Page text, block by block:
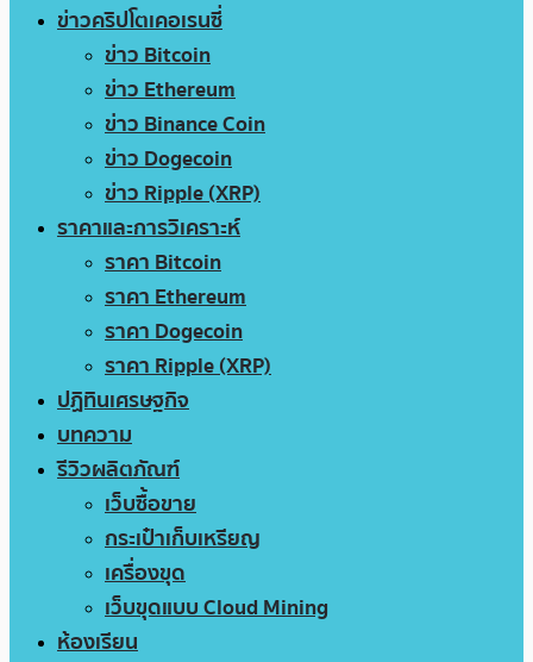
ข่าวคริปโตเคอเรนซี่
ข่าว Bitcoin
ข่าว Ethereum
ข่าว Binance Coin
ข่าว Dogecoin
ข่าว Ripple (XRP)
ราคาและการวิเคราะห์
ราคา Bitcoin
ราคา Ethereum
ราคา Dogecoin
ราคา Ripple (XRP)
ปฏิทินเศรษฐกิจ
บทความ
รีวิวผลิตภัณฑ์
เว็บซื้อขาย
กระเป๋าเก็บเหรียญ
เครื่องขุด
เว็บขุดแบบ Cloud Mining
ห้องเรียน